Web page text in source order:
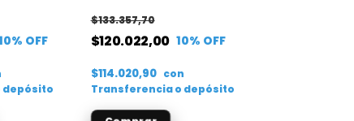
% OFF
depósito
$120.022,00
$133.357,70
10% OFF
$114.020,90 con
Transferencia o depósito